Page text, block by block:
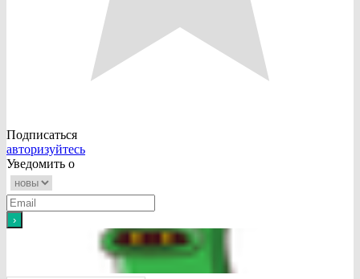
Подписаться
авторизуйтесь
Уведомить о